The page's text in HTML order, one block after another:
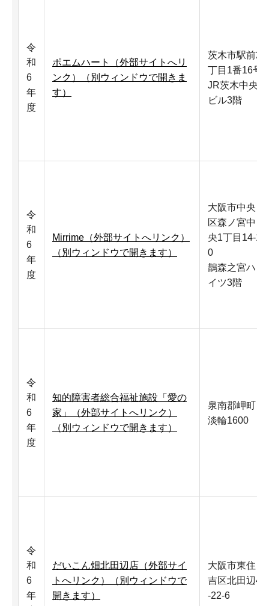
令
和
6
年
度
ポエムハート（外部サイトへリ
ンク）（別ウィンドウで開きま
す）
茨木市駅前2
丁目1番16号
JR茨木中央
ビル3階
令
和
6
年
度
Mirrime（外部サイトへリンク）
（別ウィンドウで開きます）
大阪市中央
区森ノ宮中
央1丁目14-1
0
鵲森之宮ハ
イツ3階
令
和
6
年
度
知的障害者総合福祉施設「愛の
家」（外部サイトへリンク）
（別ウィンドウで開きます）
泉南郡岬町
淡輪1600
令
和
6
年
だいこん畑北田辺店（外部サイ
トへリンク）（別ウィンドウで
開きます）
大阪市東住
吉区北田辺4
-22-6